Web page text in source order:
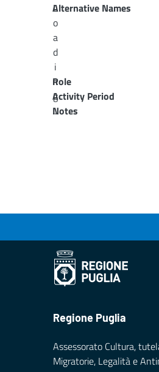
L
o
a
d
i
n
g
...
Alternative Names
Role
Activity Period
Notes
Regione Puglia
Assessorato Cultura,
Migratorie, Legalità e